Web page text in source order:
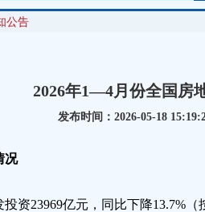
公告
2026年1—4月份全国房
发布时间：2026-05-18
况
资23969亿元，同比下降13.7%